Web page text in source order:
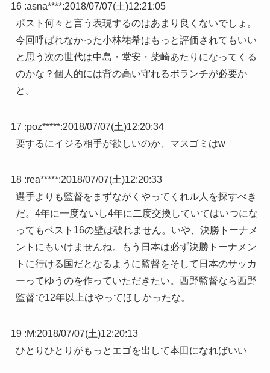
16 :asna****:2018/07/07(土)12:21:05
ポスト何々と言う表現するのはあまり良くないでしょ。
今回呼ばれなかった小林祐希はもっと評価されてもいい
と思う次の世代は中島・堂安・柴崎あたりになってくる
のかな？個人的には背の高い守れるボランチが必要か
と。
17 :poz*****:2018/07/07(土)12:20:34
要するにイジる相手が欲しいのか、マスゴミはw
18 :rea*****:2018/07/07(土)12:20:33
選手よりも監督をまずながくやってくれル人を探すべき
だ。4年に一度ないし4年に二度交換していてはいつにな
ってもベスト16の壁は破れません。いや、決勝トーナメ
ントにもいけませんね。もう日本は必ず決勝トーナメン
トに行ける国だとなるように監督をそして日本のサッカ
ーってゆうのを作っていただきたい。西野監督なら西野
監督で12年以上はやってほしかったな。
19 :M:2018/07/07(土)12:20:13
ひとりひとりがもっとエゴを出して本田になればいい